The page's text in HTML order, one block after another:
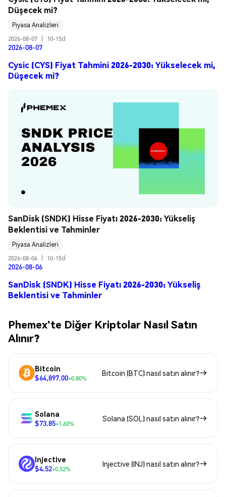
Düşecek mi?
Piyasa Analizleri
2026-08-07
10-15d
2026-08-07
Cysic (CYS) Fiyat Tahmini 2026-2030: Yükselecek mi,
Düşecek mi?
SanDisk (SNDK) Hisse Fiyatı 2026-2030: Yükseliş
Beklentisi ve Tahminler
Piyasa Analizleri
2026-08-06
10-15d
2026-08-06
SanDisk (SNDK) Hisse Fiyatı 2026-2030: Yükseliş
Beklentisi ve Tahminler
Phemex'te Diğer Kriptolar Nasıl Satın
Alınır?
Bitcoin
$64,897.00+0.80%
Bitcoin (BTC) nasıl satın alınır?
Solana
$73.85+1.60%
Solana (SOL) nasıl satın alınır?
Injective
$4.52+0.52%
Injective (INJ) nasıl satın alınır?